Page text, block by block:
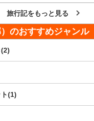
旅行記をもっと見る
のおすすめジャンル
(1)